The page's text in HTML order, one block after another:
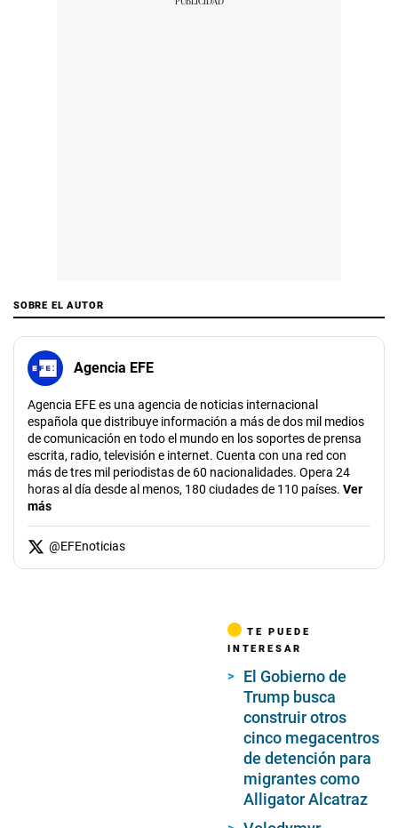
SOBRE EL AUTOR
Agencia EFE
Agencia EFE es una agencia de noticias internacional
española que distribuye información a más de dos mil medios
de comunicación en todo el mundo en los soportes de prensa
escrita, radio, televisión e internet. Cuenta con una red con
más de tres mil periodistas de 60 nacionalidades. Opera 24
horas al día desde al menos, 180 ciudades de 110 países. Ver
más
@EFEnoticias
TE PUEDE
INTERESAR
El Gobierno de
Trump busca
construir otros
cinco megacentros
de detención para
migrantes como
Alligator Alcatraz